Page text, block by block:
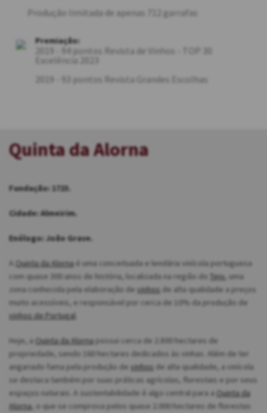
Produção limitada de apenas 712 garrafas
Premiação:
2019 - 94 pontos Revista de Vinhos - TOP 30
Excelência 2023
2019 - 93 pontos Revista Grandes Escolhas
Quinta da Alorna
Fundação: 1723.
Cidade: Almeirim.
Enólogo: João Grave.
A Quinta da Alorna é uma conceituada e lendária vinícola portuguesa
com quase 300 anos de história, localizada na região do Tejo, uma
zona conhecida pela elaboração de vinhos de alta qualidade a preços
muito acessíveis, e responsável por cerca de 10% da produção de
vinhos de Portugal
Hoje, a Quinta da Alornapossui cerca de 2.800 hectares de
propriedade, sendo 160 hectares dedicados às vinhas. Além de ter
angariado fama pela produção de vinhos de alta qualidade, a vinícola
se destaca também por suas práticas agrícolas, florestais e por seus
espaços naturais. A sustentabilidade é algo central para a Quinta da
Alorna, o que se comprova pelos quase 2.000 hectares de florestas